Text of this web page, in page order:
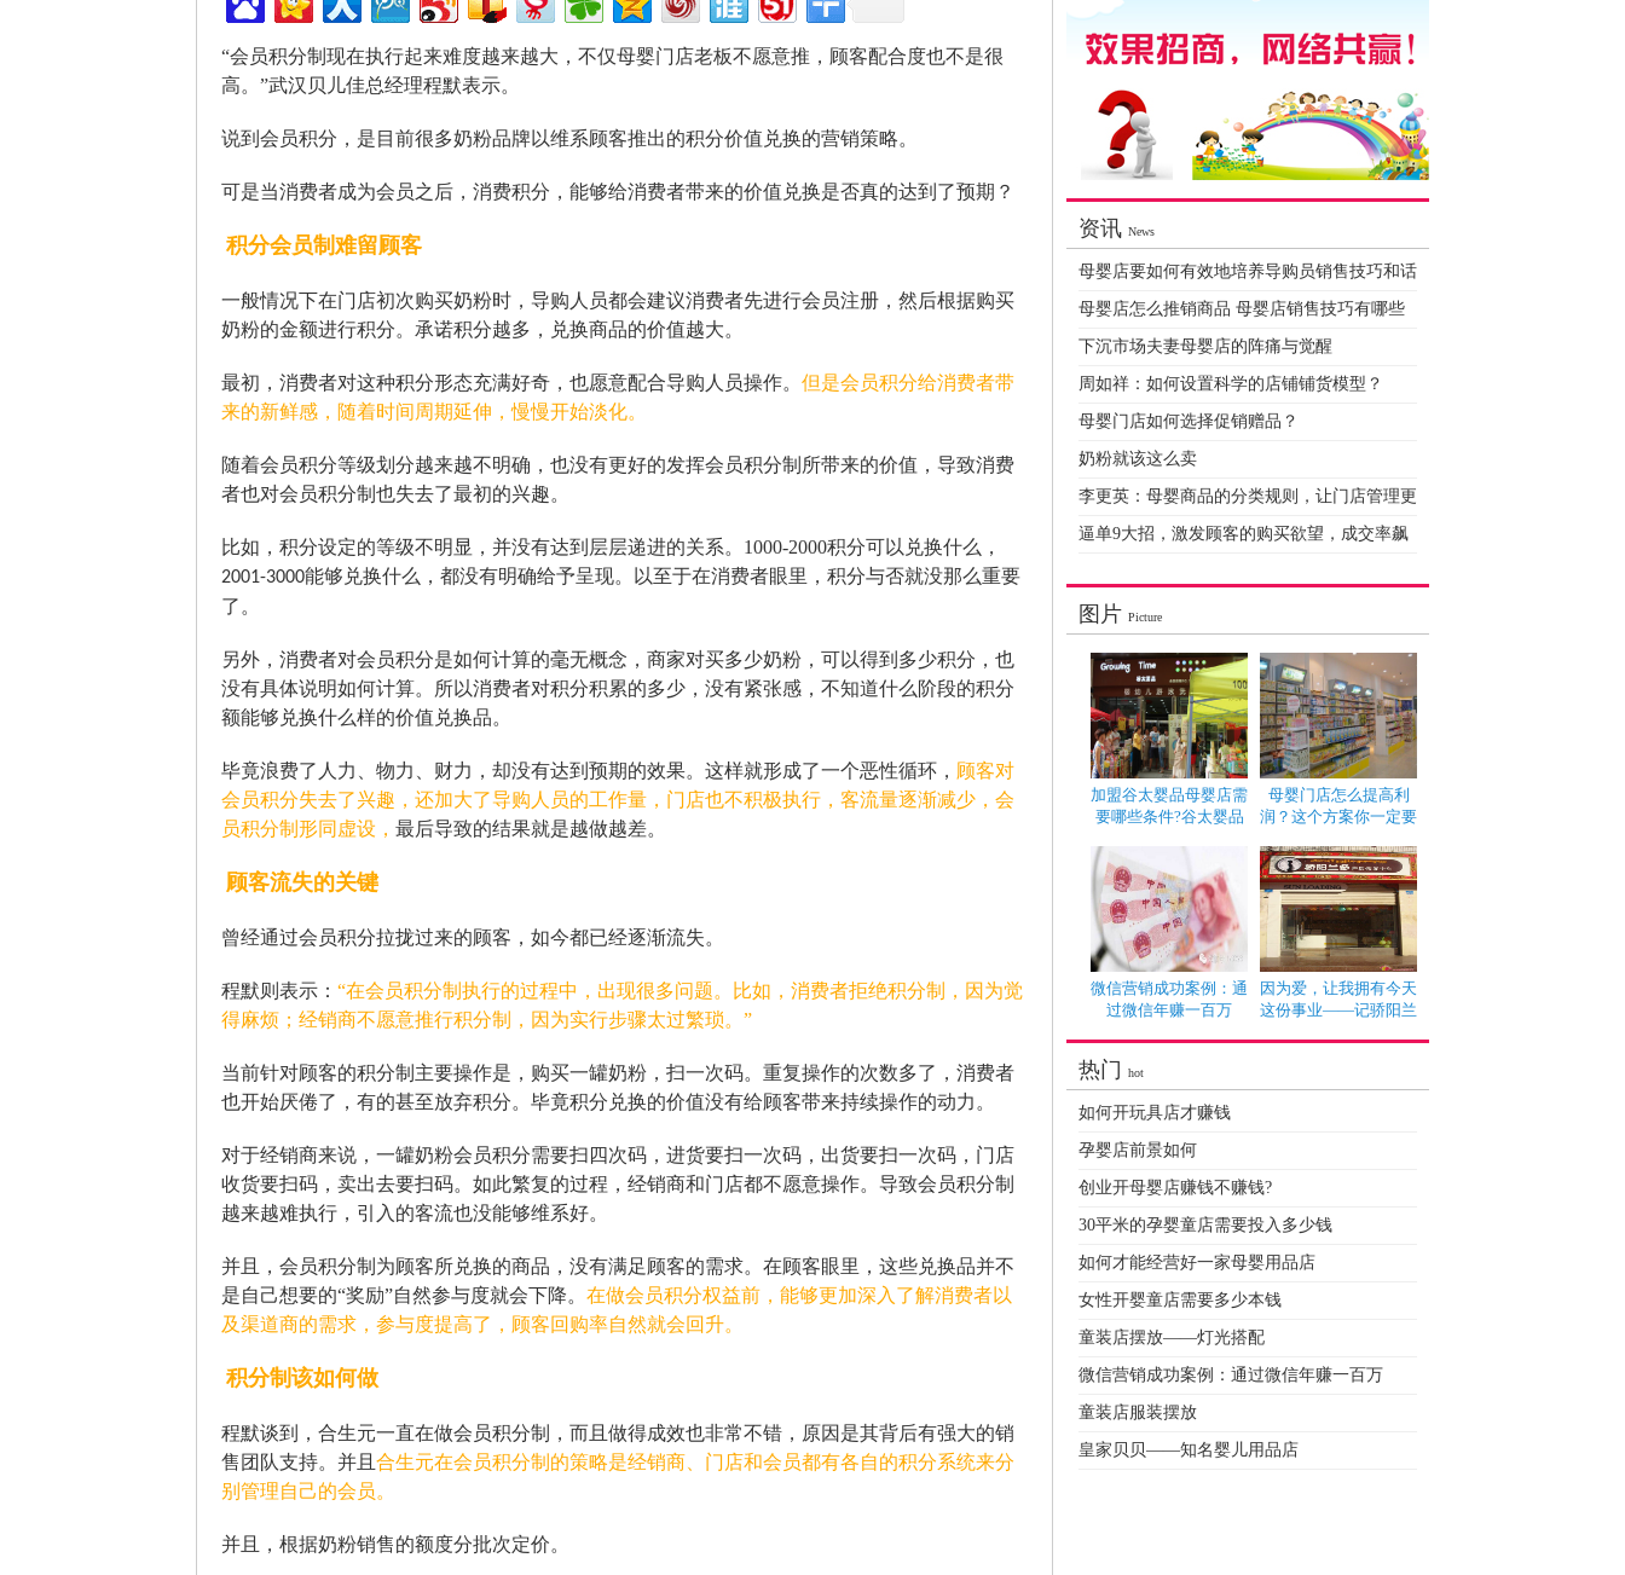
“会员积分制现在执行起来难度越来越大，不仅母婴门店老板不愿意推，顾客配合度也不是很
高。”武汉贝儿佳总经理程默表示。
说到会员积分，是目前很多奶粉品牌以维系顾客推出的积分价值兑换的营销策略。
可是当消费者成为会员之后，消费积分，能够给消费者带来的价值兑换是否真的达到了预期？
积分会员制难留顾客
一般情况下在门店初次购买奶粉时，导购人员都会建议消费者先进行会员注册，然后根据购买
奶粉的金额进行积分。承诺积分越多，兑换商品的价值越大。
最初，消费者对这种积分形态充满好奇，也愿意配合导购人员操作。 但是会员积分给消费者带
来的新鲜感，随着时间周期延伸，慢慢开始淡化。
随着会员积分等级划分越来越不明确，也没有更好的发挥会员积分制所带来的价值，导致消费
者也对会员积分制也失去了最初的兴趣。
比如，积分设定的等级不明显，并没有达到层层递进的关系。1000-2000积分可以兑换什么，
2001-3000能够兑换什么，都没有明确给予呈现。以至于在消费者眼里，积分与否就没那么重要
了。
另外，消费者对会员积分是如何计算的毫无概念，商家对买多少奶粉，可以得到多少积分，也
没有具体说明如何计算。所以消费者对积分积累的多少，没有紧张感，不知道什么阶段的积分
额能够兑换什么样的价值兑换品。
毕竟浪费了人力、物力、财力，却没有达到预期的效果。这样就形成了一个恶性循环， 顾客对
会员积分失去了兴趣，还加大了导购人员的工作量，门店也不积极执行，客流量逐渐减少，会
员积分制形同虚设， 最后导致的结果就是越做越差。
顾客流失的关键
曾经通过会员积分拉拢过来的顾客，如今都已经逐渐流失。
程默则表示： “在会员积分制执行的过程中，出现很多问题。比如，消费者拒绝积分制，因为觉
得麻烦；经销商不愿意推行积分制，因为实行步骤太过繁琐。”
当前针对顾客的积分制主要操作是，购买一罐奶粉，扫一次码。重复操作的次数多了，消费者
也开始厌倦了，有的甚至放弃积分。毕竟积分兑换的价值没有给顾客带来持续操作的动力。
对于经销商来说，一罐奶粉会员积分需要扫四次码，进货要扫一次码，出货要扫一次码，门店
收货要扫码，卖出去要扫码。如此繁复的过程，经销商和门店都不愿意操作。导致会员积分制
越来越难执行，引入的客流也没能够维系好。
并且，会员积分制为顾客所兑换的商品，没有满足顾客的需求。在顾客眼里，这些兑换品并不
是自己想要的“奖励”自然参与度就会下降。 在做会员积分权益前，能够更加深入了解消费者以
及渠道商的需求，参与度提高了，顾客回购率自然就会回升。
积分制该如何做
程默谈到，合生元一直在做会员积分制，而且做得成效也非常不错，原因是其背后有强大的销
售团队支持。并且 合生元在会员积分制的策略是经销商、门店和会员都有各自的积分系统来分
别管理自己的会员。
并且，根据奶粉销售的额度分批次定价。
资讯 News
母婴店要如何有效地培养导购员销售技巧和话
母婴店怎么推销商品 母婴店销售技巧有哪些
下沉市场夫妻母婴店的阵痛与觉醒
周如祥：如何设置科学的店铺铺货模型？
母婴门店如何选择促销赠品？
奶粉就该这么卖
李更英：母婴商品的分类规则，让门店管理更
逼单9大招，激发顾客的购买欲望，成交率飙
图片 Picture
加盟谷太婴品母婴店需
要哪些条件?谷太婴品
母婴门店怎么提高利
润？这个方案你一定要
微信营销成功案例：通
过微信年赚一百万
因为爱，让我拥有今天
这份事业——记骄阳兰
热门 hot
如何开玩具店才赚钱
孕婴店前景如何
创业开母婴店赚钱不赚钱?
30平米的孕婴童店需要投入多少钱
如何才能经营好一家母婴用品店
女性开婴童店需要多少本钱
童装店摆放——灯光搭配
微信营销成功案例：通过微信年赚一百万
童装店服装摆放
皇家贝贝——知名婴儿用品店